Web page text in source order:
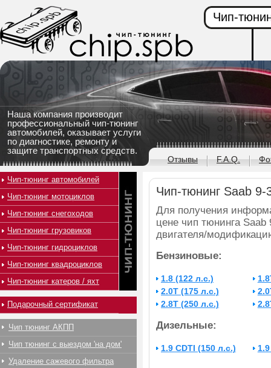
Наша компания производит
профессиональный чип-тюнинг
автомобилей, оказывает услуги
по диагностике, ремонту и
защите транспортных средств.
Чип-
Отзывы F.A.Q.
Чип-тюнинг Saab 9-
Для получения
цене чип тюнинга
двигателя/
Бензиновые:
1.8 (122 л.с.)
2.0T (175 л.с.)
2.8T (250 л.с.)
Дизельные:
1.9 CDTI (150 л.с.)
Чип-тюнинг автомобилей
Чип-тюнинг мотоциклов
Чип-тюнинг снегоходов
Чип-тюнинг грузовиков
Чип-тюнинг гидроциклов
Чип-тюнинг квадроциклов
Чип-тюнинг катеров / яхт
Подарочный сертификат
Чип тюнинг АКПП
Чип тюнинг с выездом 'на дом'
Удаление сажевого фильтра